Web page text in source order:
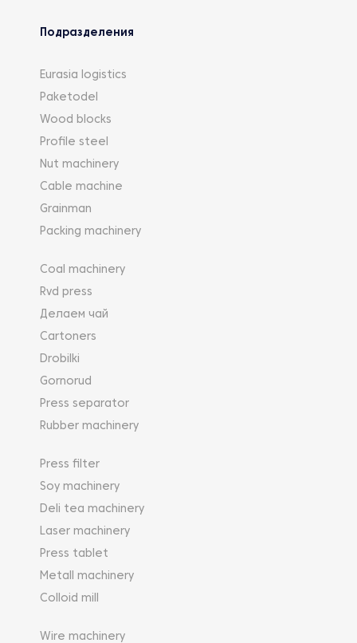
Подразделения
Eurasia logistics
Paketodel
Wood blocks
Profile steel
Nut machinery
Cable machine
Grainman
Packing machinery
Coal machinery
Rvd press
Делаем чай
Cartoners
Drobilki
Gornorud
Press separator
Rubber machinery
Press filter
Soy machinery
Deli tea machinery
Laser machinery
Press tablet
Metall machinery
Colloid mill
Wire machinery